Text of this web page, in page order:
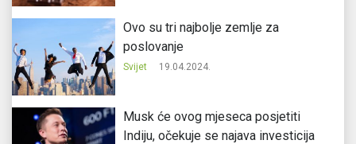
Ovo su tri najbolje zemlje za
poslovanje
Svijet 19.04.2024.
Musk će ovog mjeseca posjetiti
Indiju, očekuje se najava investicija